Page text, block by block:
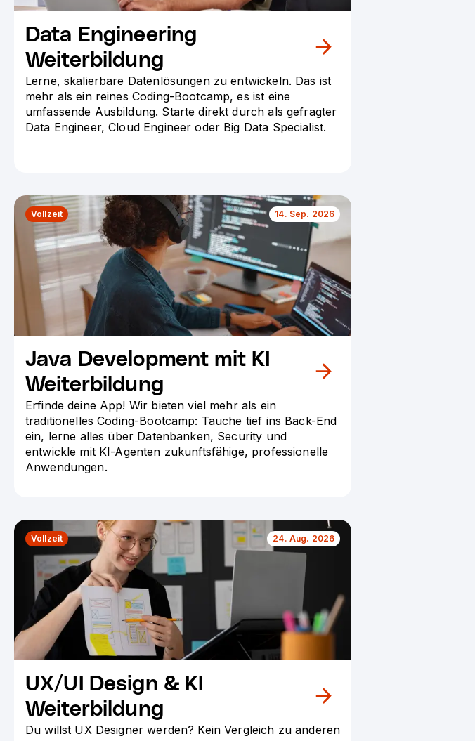
Data Engineering
Weiterbildung
Lerne, skalierbare Datenlösungen zu entwickeln. Das ist
mehr als ein reines Coding-Bootcamp, es ist eine
umfassende Ausbildung. Starte direkt durch als gefragter
Data Engineer, Cloud Engineer oder Big Data Specialist.
14. Sep. 2026
Vollzeit
Java Development mit KI
Weiterbildung
Erfinde deine App! Wir bieten viel mehr als ein
traditionelles Coding-Bootcamp: Tauche tief ins Back-End
ein, lerne alles über Datenbanken, Security und
entwickle mit KI-Agenten zukunftsfähige, professionelle
Anwendungen.
24. Aug. 2026
Vollzeit
UX/UI Design & KI
Weiterbildung
Du willst UX Designer werden? Kein Vergleich zu anderen